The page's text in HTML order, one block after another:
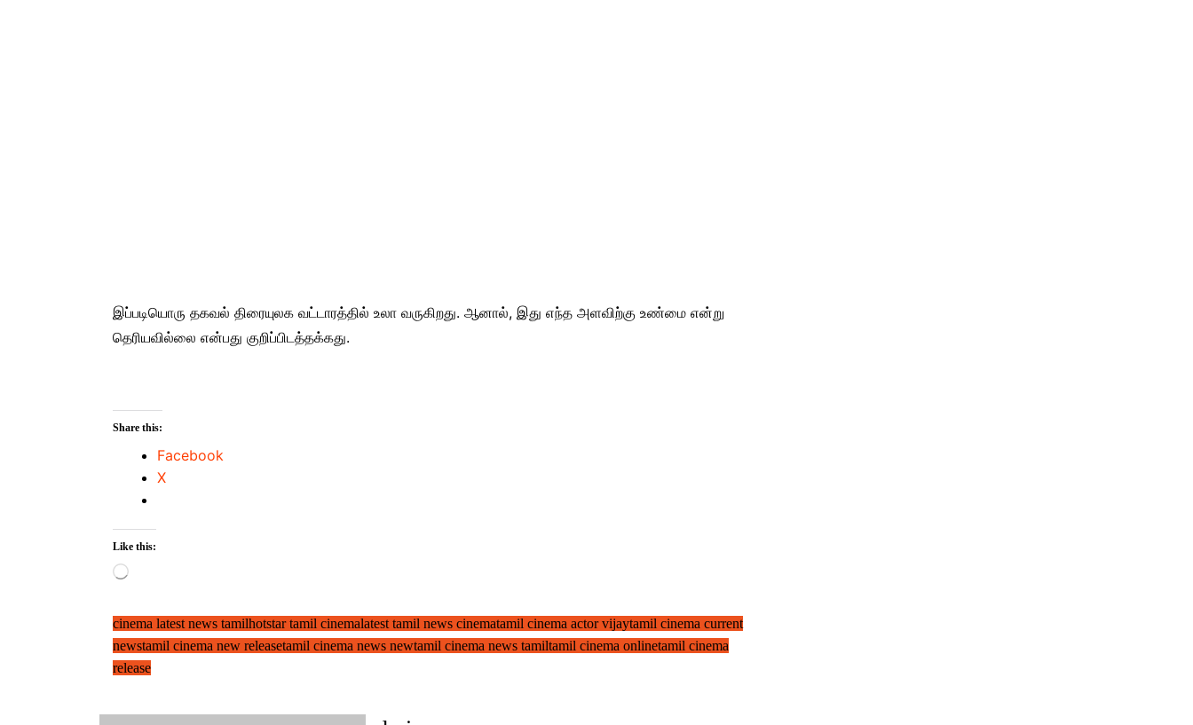
இப்படியொரு தகவல் திரையுலக வட்டாரத்தில் உலா வருகிறது. ஆனால், இது எந்த அளவிற்கு உண்மை என்று
தெரியவில்லை என்பது குறிப்பிடத்தக்கது.
Share this:
Facebook
X
Like this:
Loading…
cinema latest news tamilhotstar tamil cinemalatest tamil news cinematamil cinema actor vijaytamil cinema current
newstamil cinema new releasetamil cinema news newtamil cinema news tamiltamil cinema onlinetamil cinema
release